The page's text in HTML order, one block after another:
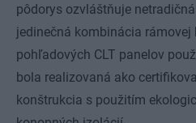
pôdorys ozvláštňuje
jedinečná kombinácia rámovej
pohľadových CLT panelov
bola realizovaná ako
konštrukcia s použitím